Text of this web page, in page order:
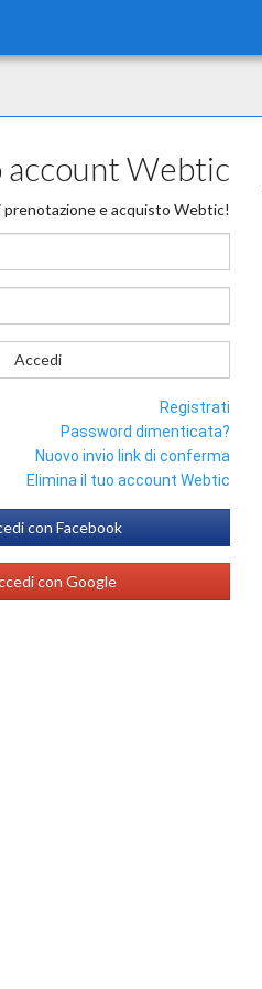
account Webtic
e acquisto Webtic!
Accedi
Registrati
Password dimenticata?
Nuovo invio link di conferma
Elimina il tuo account Webtic
con Facebook
con Google